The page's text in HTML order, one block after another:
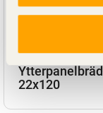
22x120